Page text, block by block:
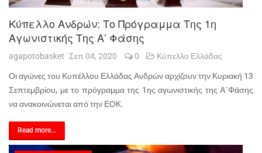
Κύπελλο Ανδρών: Το Πρόγραμμα Της 1η
Αγωνιστικής Της Α’ Φάσης
agapotobasket Σεπ 04, 2020 0 Κύπελλο Ελλάδας
Οι αγώνες του Κυπέλλου Ελλάδας Ανδρών αρχίζουν την Κυριακή 13
Σεπτεμβρίου, με το πρόγραμμα της 1ης αγωνιστικής της Α΄Φάσης
να ανακοινώνεται από την ΕΟΚ.
Read more...